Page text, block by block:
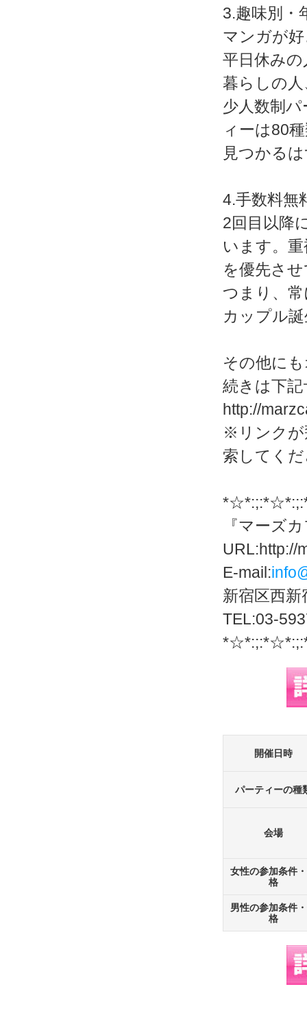
3.趣味別・
マンガが
平日休み
暮らしの
少人数制
ィーは80
見つかる
4.手数料無
2回目以降
います。
を優先さ
つまり、
カップル
その他に
続きは下
http://
※リンクが
索してく
『マーズ
URL:http://
E-mail:
新宿区西
TEL:03-
開催日時
パーティーの種
会場
女性の参加条件
格
男性の参加条件
格